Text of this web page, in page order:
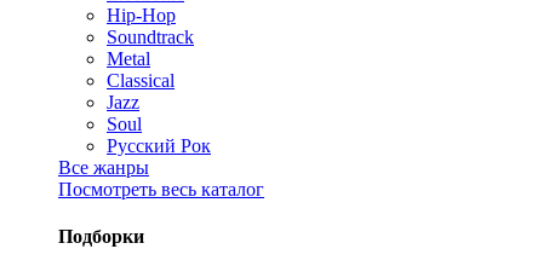
Hip-Hop
Soundtrack
Metal
Classical
Jazz
Soul
Русский Рок
Все жанры
Посмотреть весь каталог
Подборки